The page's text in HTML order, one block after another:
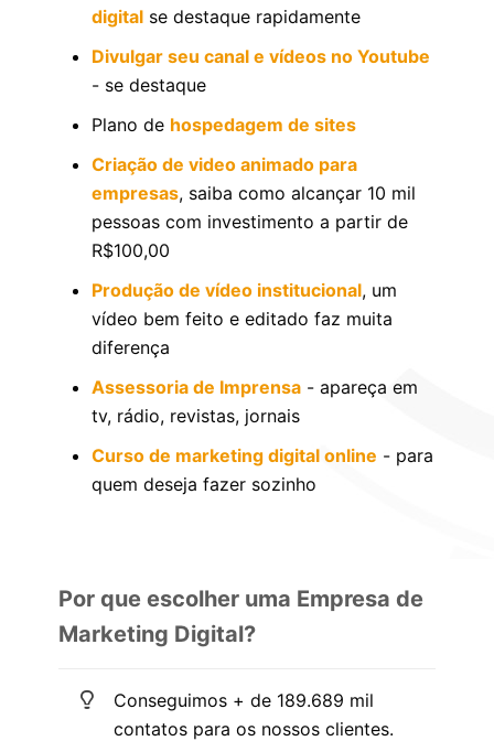
digital se destaque rapidamente
Divulgar seu canal e vídeos no Youtube
- se destaque
Plano de hospedagem de sites
Criação de video animado para
empresas, saiba como alcançar 10 mil
pessoas com investimento a partir de
R$100,00
Produção de vídeo institucional, um
vídeo bem feito e editado faz muita
diferença
Assessoria de Imprensa - apareça em
tv, rádio, revistas, jornais
Curso de marketing digital online - para
quem deseja fazer sozinho
Por que escolher uma Empresa de
Marketing Digital?
Conseguimos + de 189.689 mil
contatos para os nossos clientes.